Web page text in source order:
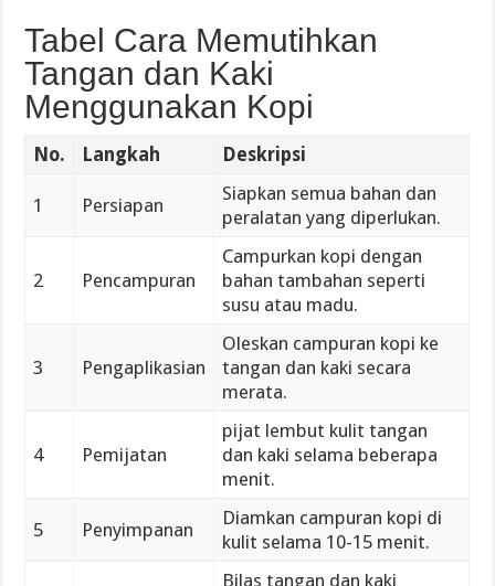
Tabel Cara Memutihkan
Tangan dan Kaki
Menggunakan Kopi
No. Langkah Deskripsi
1 Persiapan
Siapkan semua bahan dan
peralatan yang diperlukan.
2 Pencampuran
Campurkan kopi dengan
bahan tambahan seperti
susu atau madu.
3 Pengaplikasian
Oleskan campuran kopi ke
tangan dan kaki secara
merata.
4 Pemijatan
pijat lembut kulit tangan
dan kaki selama beberapa
menit.
5 Penyimpanan
Diamkan campuran kopi di
kulit selama 10-15 menit.
Bilas tangan dan kaki